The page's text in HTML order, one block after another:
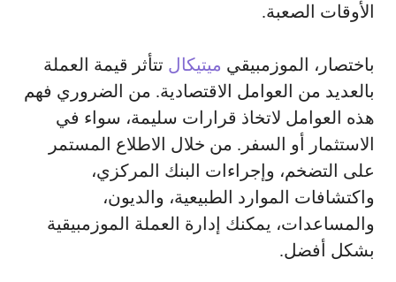
الأوقات الصعبة.
باختصار، الموزمبيقي ميتيكال تتأثر قيمة العملة
بالعديد من العوامل الاقتصادية. من الضروري فهم
هذه العوامل لاتخاذ قرارات سليمة، سواء في
الاستثمار أو السفر. من خلال الاطلاع المستمر
على التضخم، وإجراءات البنك المركزي،
واكتشافات الموارد الطبيعية، والديون،
والمساعدات، يمكنك إدارة العملة الموزمبيقية
بشكل أفضل.